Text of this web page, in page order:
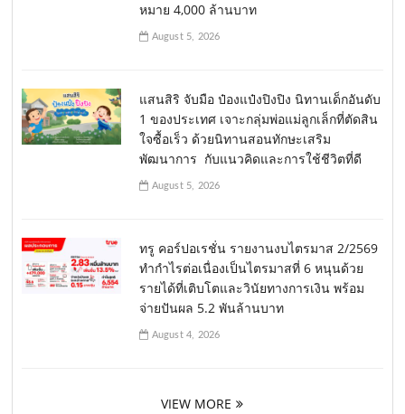
หมาย 4,000 ล้านบาท
August 5, 2026
แสนสิริ จับมือ ป๋องแป๋งปิงปิง นิทานเด็กอันดับ
1 ของประเทศ เจาะกลุ่มพ่อแม่ลูกเล็กที่ตัดสิน
ใจซื้อเร็ว ด้วยนิทานสอนทักษะเสริม
พัฒนาการ กับแนวคิดและการใช้ชีวิตที่ดี
August 5, 2026
ทรู คอร์ปอเรชั่น รายงานงบไตรมาส 2/2569
ทำกำไรต่อเนื่องเป็นไตรมาสที่ 6 หนุนด้วย
รายได้ที่เติบโตและวินัยทางการเงิน พร้อม
จ่ายปันผล 5.2 พันล้านบาท
August 4, 2026
VIEW MORE